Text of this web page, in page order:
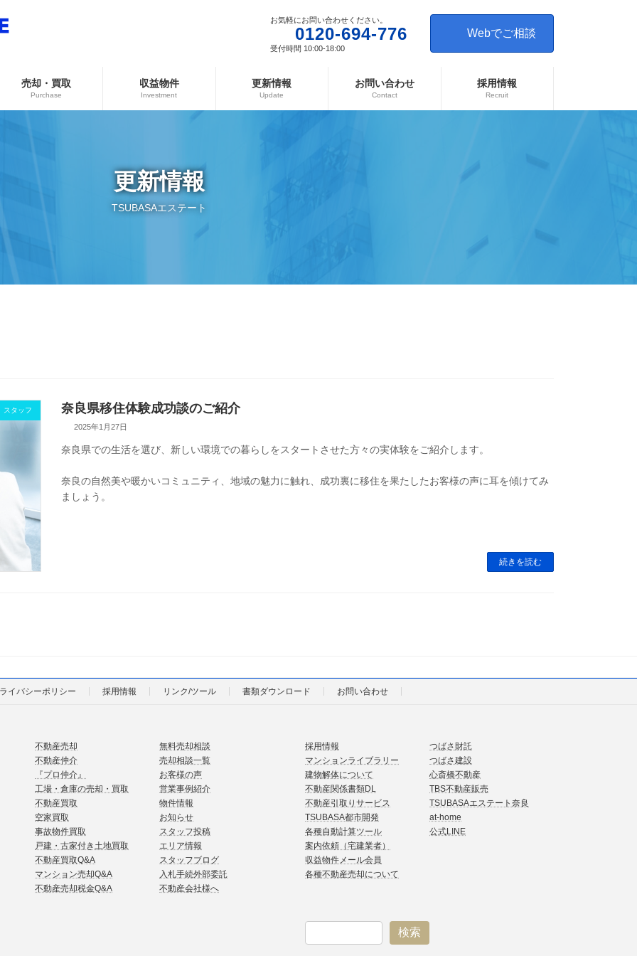
お気軽にお問い合わせください。
0120-694-776
受付時間 10:00-18:00
Webでご相談
売却・買取
Purchase
収益物件
Investment
更新情報
Update
お問い合わせ
Contact
採用情報
Recruit
更新情報
TSUBASAエステート
スタッフ 奈良県移住体験成功談のご紹介
2025年1月27日
奈良県での生活を選び、新しい環境での暮らしをスタートさせた方々の実体験をご紹介します。
奈良の自然美や暖かいコミュニティ、地域の魅力に触れ、成功裏に移住を果たしたお客様の声に耳を傾けてみ
ましょう。
続きを読む
イバシーポリシー 採用情報 リンク/ツール 書類ダウンロード お問い合わせ
不動産売却
不動産仲介
『プロ仲介』
工場・倉庫の売却・買取
不動産買取
空家買取
事故物件買取
戸建・古家付き土地買取
不動産買取Q&A
マンション売却Q&A
不動産売却税金Q&A
無料売却相談
売却相談一覧
お客様の声
営業事例紹介
物件情報
お知らせ
スタッフ投稿
エリア情報
スタッフブログ
入札手続外部委託
不動産会社様へ
採用情報
マンションライブラリー
建物解体について
不動産関係書類DL
不動産引取りサービス
TSUBASA都市開発
各種自動計算ツール
案内依頼（宅建業者）
収益物件メール会員
各種不動産売却について
つばさ財託
つばさ建設
心斎橋不動産
TBS不動産販売
TSUBASAエステート奈良
at-home
公式LINE
検索